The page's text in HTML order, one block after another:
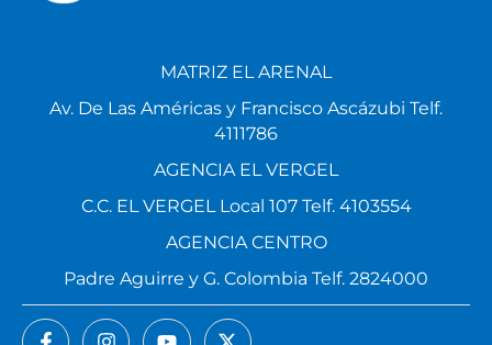
MATRIZ EL ARENAL
Av. De Las Américas y Francisco Ascázubi Telf.
4111786
AGENCIA EL VERGEL
C.C. EL VERGEL Local 107 Telf. 4103554
AGENCIA CENTRO
Padre Aguirre y G. Colombia Telf. 2824000